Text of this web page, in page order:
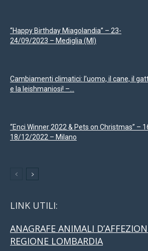
“Happy Birthday Miagolandia” – 23-
24/09/2023 – Mediglia (MI)
Cambiamenti climatici: l’uomo, il cane, il
e la leishmaniosi! –...
“Enci Winner 2022 & Pets on Christmas” –
18/12/2022 – Milano
LINK UTILI:
ANAGRAFE ANIMALI
REGIONE LOMBARDIA